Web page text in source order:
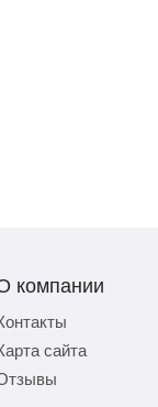
компании
сайта